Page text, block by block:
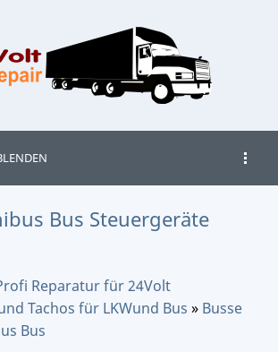
Bus Steuergeräte
Reparatur für 24Volt
Tachos für LKWund Bus » Busse
Bus